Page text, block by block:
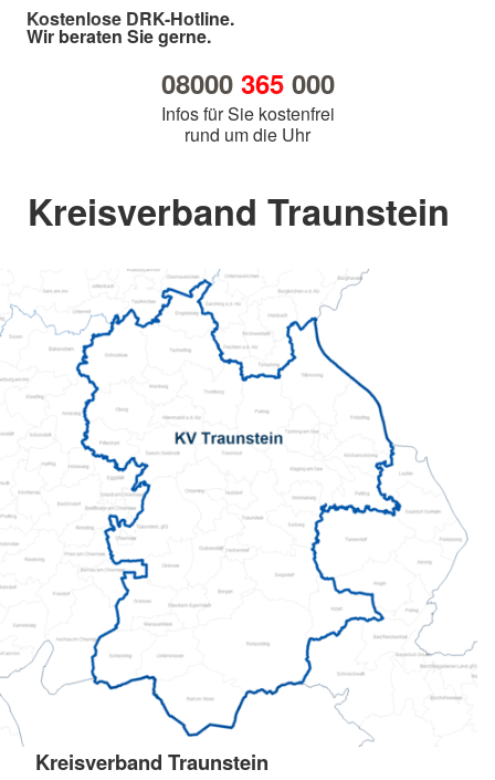
Kostenlose DRK-Hotline.
Wir beraten Sie gerne.
08000 365000
Infos für Sie kostenfrei
rund um die Uhr
Kreisverband Traunstein
Kreisverband Traunstein